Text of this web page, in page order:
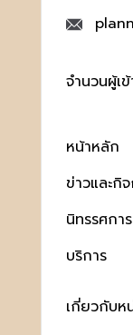
จำนวนผู้เ
หน้าหลัก
ข่าวและกิ
นิทรรศการ
บริการ
เกี่ยวกับห